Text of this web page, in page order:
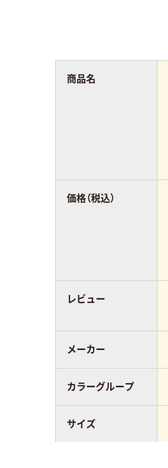
商品名
価格（税込）
レビュー
メーカー
カラーグループ
サイズ